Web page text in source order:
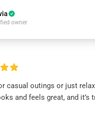
owner
casual outings or just
and feels great, and it’s